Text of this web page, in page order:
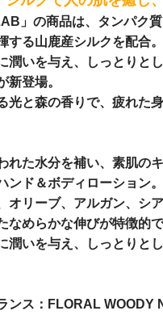
」の商品は、タンパク
する山鹿産シルクを配合。
潤いを与え、しっとりと
新登場。
光と森の香りで、疲れた
れた水分を補い、素肌の
ンド＆ボディローション
オリーブ、アルガン、シ
なめらかな伸びが特徴的で
潤いを与え、しっとりと
ンス：FLORAL WOODY